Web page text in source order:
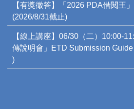
【有獎徵答】「2026 PDA借閱王
(2026/8/31截止)
【線上講座】06/30（二）10:00-
傳說明會」ETD Submission
)